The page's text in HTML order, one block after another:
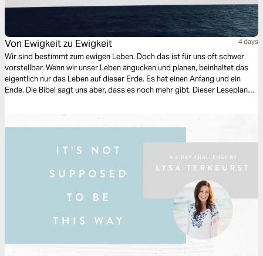
Von Ewigkeit zu Ewigkeit 4 days
Wir sind bestimmt zum ewigen Leben. Doch das ist für uns oft schwer
vorstellbar. Wenn wir unser Leben angucken und planen, beinhaltet das
eigentlich nur das Leben auf dieser Erde. Es hat einen Anfang und ein
Ende. Die Bibel sagt uns aber, dass es noch mehr gibt. Dieser Leseplan
Ewigkeitsperspektive zu betrachten!